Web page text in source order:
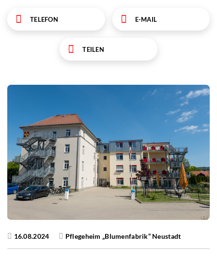
TELEFON E-MAIL
TEILEN
16.08.2024 Pflegeheim „Blumenfabrik“ Neustadt